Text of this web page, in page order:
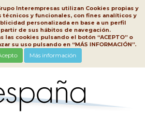
Interempresas utilizan Cookies propias y
técnicos y funcionales, con fines analíticos y
personalizada en base a un perfil
de sus hábitos de navegación.
las cookies pulsando el botón “ACEPTO” o
su uso pulsando en “MÁS INFORMACIÓN”.
Más información